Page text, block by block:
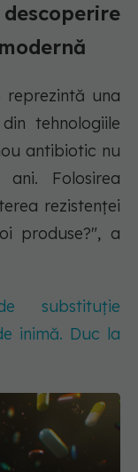
reprezintă una
tehnologiile
antibiotic nu
Folosirea
rezistenței
produse?", a
substituție
inimă. Duc la